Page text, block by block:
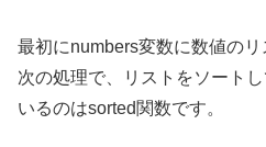
最初にnumbers変数に数値のリ
次の処理で、リストをソート
いるのはsorted関数です。